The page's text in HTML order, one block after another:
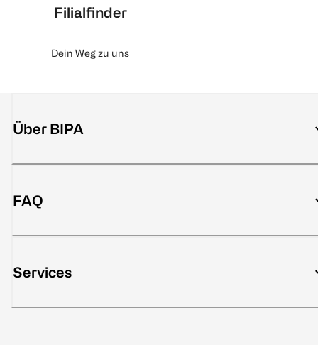
Filialfinder
Dein Weg zu uns
Über BIPA
FAQ
Services